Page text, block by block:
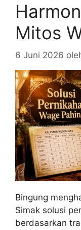
Mitos
6 Juni 2026
Bingung
Simak solusi
berdasarkan